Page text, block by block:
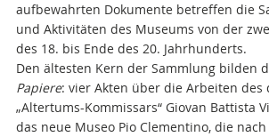
aufbewahrten Dokumente betreffen die
und Aktivitäten des Museums von der
des 18. bis Ende des 20. Jahrhunderts.
Den ältesten Kern der Sammlung bilden
Papiere: vier Akten über die Arbeiten des
„Altertums-Kommissars“ Giovan Battista
das neue Museo Pio Clementino, die